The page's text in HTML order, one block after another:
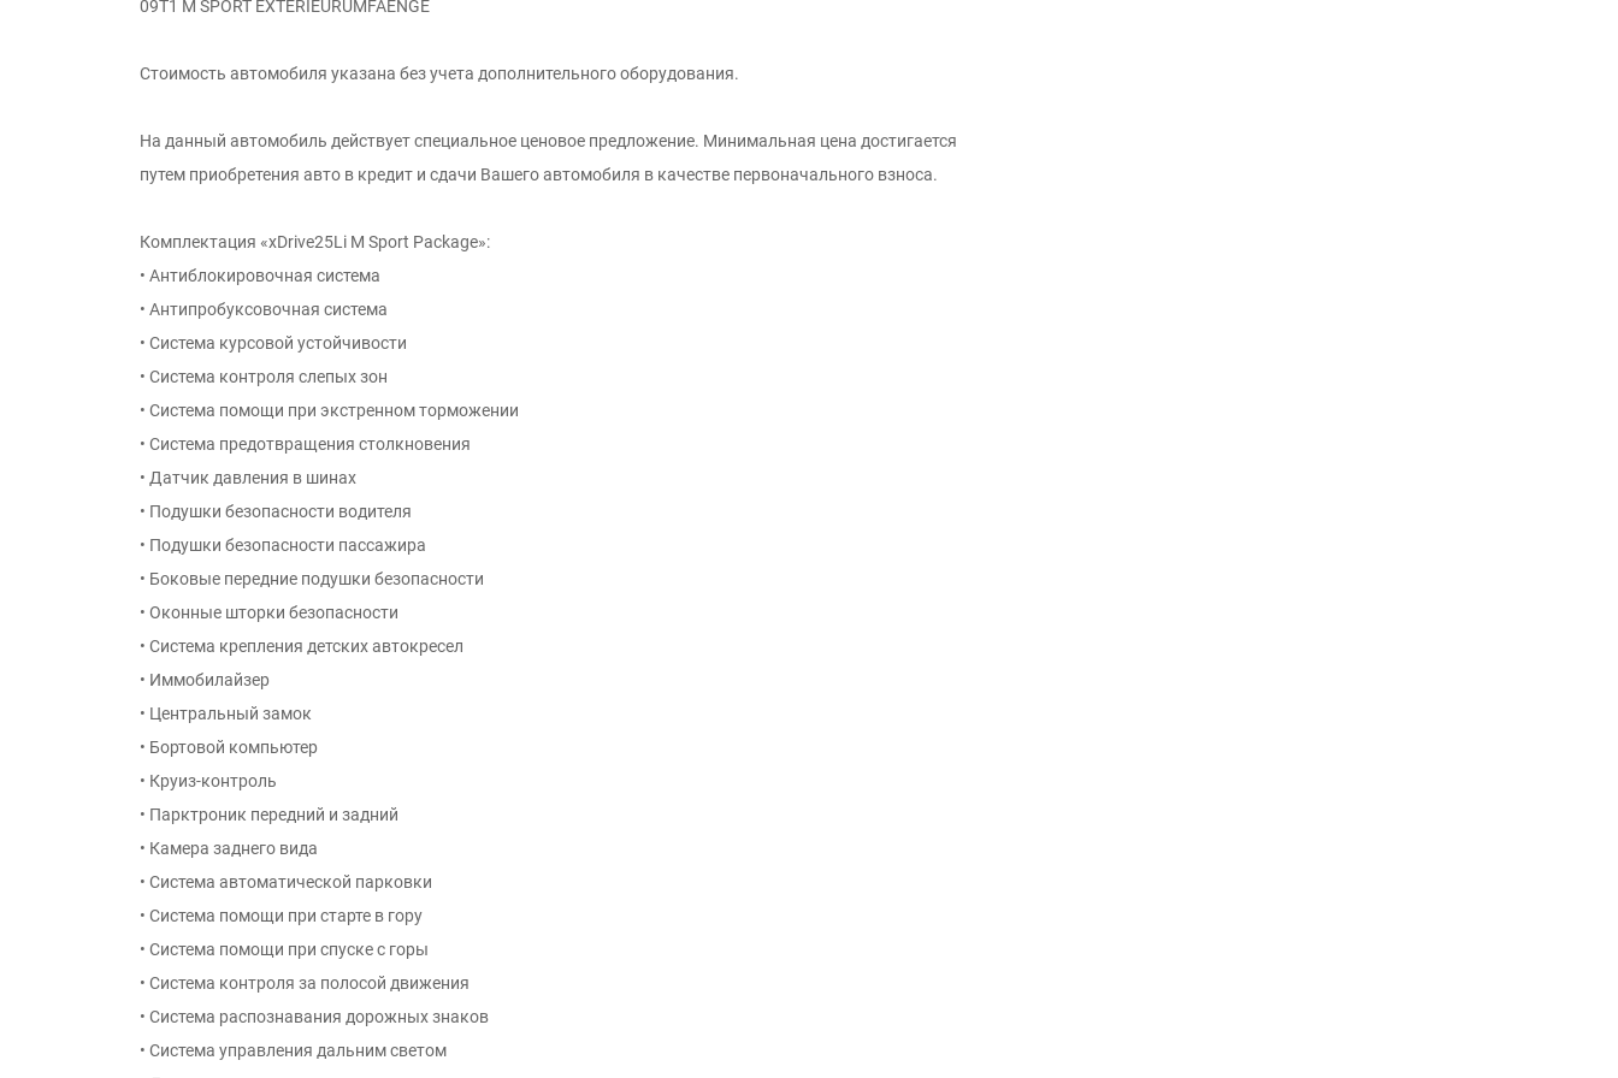
09T1 M SPORT EXTERIEURUMFAENGE
Стоимость автомобиля указана без учета дополнительного оборудования.
На данный автомобиль действует специальное ценовое предложение. Минимальная цена достигается
путем приобретения авто в кредит и сдачи Вашего автомобиля в качестве первоначального взноса.
Комплектация «xDrive25Li M Sport Package»:
• Антиблокировочная система
• Антипробуксовочная система
• Система курсовой устойчивости
• Система контроля слепых зон
• Система помощи при экстренном торможении
• Система предотвращения столкновения
• Датчик давления в шинах
• Подушки безопасности водителя
• Подушки безопасности пассажира
• Боковые передние подушки безопасности
• Оконные шторки безопасности
• Система крепления детских автокресел
• Иммобилайзер
• Центральный замок
• Бортовой компьютер
• Круиз-контроль
• Парктроник передний и задний
• Камера заднего вида
• Система автоматической парковки
• Система помощи при старте в гору
• Система помощи при спуске с горы
• Система контроля за полосой движения
• Система распознавания дорожных знаков
• Система управления дальним светом